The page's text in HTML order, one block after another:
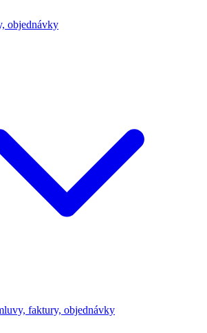
objednávky
faktury, objednávky